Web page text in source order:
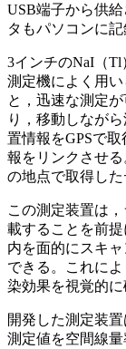
USB端子から供
タもパソコンに記
3インチのNaI（
測定機によく用
と，迅速な測定
り，移動しなが
置情報をGPSで
報をリンクさせ
の地点で取得した
この測定装置は
載することを前
内を面的にスキ
できる。これに
染効果を視覚的に
開発した測定装
測定値を空間線